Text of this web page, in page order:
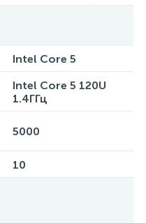
Intel Core 5
Intel Core 5 120U
1.4ГГц
5000
10